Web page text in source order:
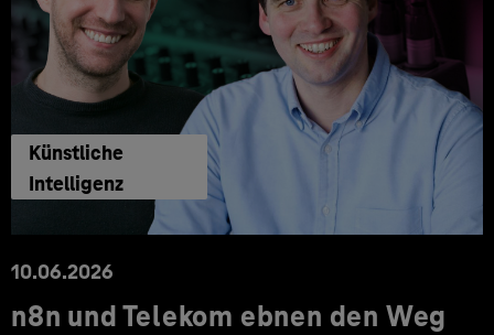
Künstliche
Intelligenz
10.06.2026
n8n und Telekom ebnen den Weg